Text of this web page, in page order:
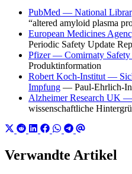
PubMed — National
“altered amyloid plasma
European Medicines
Periodic Safety Update
Pfizer — Comirnaty Safety
Produktinformation
Robert Koch-Institut —
Impfung — Paul-Ehrlich-
Alzheimer Research UK
wissenschaftliche
Verwandte Artikel